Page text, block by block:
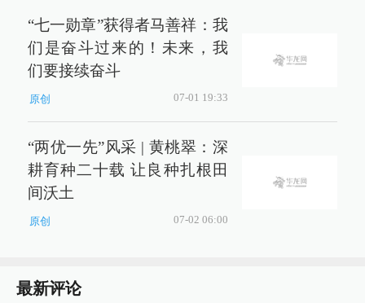
“七一勋章”获得者马善祥：我
们是奋斗过来的！未来，我
们要接续奋斗
原创 07-01 19:33
“两优一先”风采 | 黄桃翠：深
耕育种二十载 让良种扎根田
间沃土
原创 07-02 06:00
最新评论